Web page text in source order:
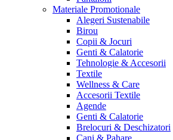
Materiale Promotionale
Alegeri Sustenabile
Birou
Copii & Jocuri
Genti & Calatorie
Tehnologie & Accesorii
Textile
Wellness & Care
Accesorii Textile
Agende
Genti & Calatorie
Brelocuri & Deschizatori
Cani & Pahare